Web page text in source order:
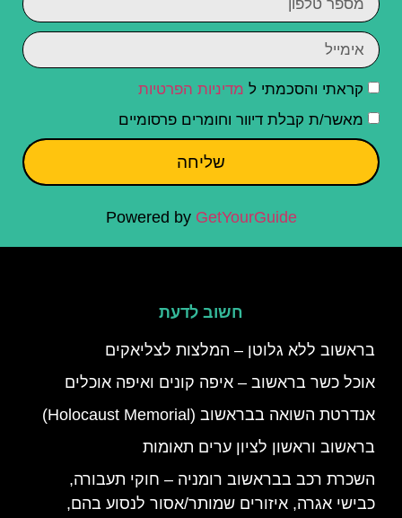
קראתי והסכמתי ל מדיניות הפרטיות
מאשר/ת קבלת דיוור וחומרים פרסומיים
שליחה
Powered by GetYourGuide
חשוב לדעת
בראשוב ללא גלוטן – המלצות לצליאקים
אוכל כשר בראשוב – איפה קונים ואיפה אוכלים
אנדרטת השואה בבראשוב (Holocaust Memorial)
בראשוב וראשון לציון ערים תאומות
השכרת רכב בבראשוב רומניה – חוקי תעבורה,
כבישי אגרה, איזורים שמותר/אסור לנסוע בהם,